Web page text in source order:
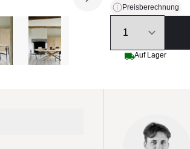
Preisberechnung
Auf Lager